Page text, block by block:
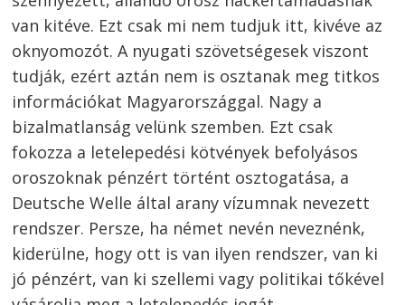
van kitéve. Ezt csak mi nem tudjuk itt, kivéve az
oknyomozót. A nyugati szövetségesek viszont
tudják, ezért aztán nem is osztanak meg titkos
információkat Magyarországgal. Nagy a
bizalmatlanság velünk szemben. Ezt csak
fokozza a letelepedési kötvények befolyásos
oroszoknak pénzért történt osztogatása, a
Deutsche Welle által arany vízumnak nevezett
rendszer. Persze, ha német nevén neveznénk,
kiderülne, hogy ott is van ilyen rendszer, van ki
jó pénzért, van ki szellemi vagy politikai tőkével